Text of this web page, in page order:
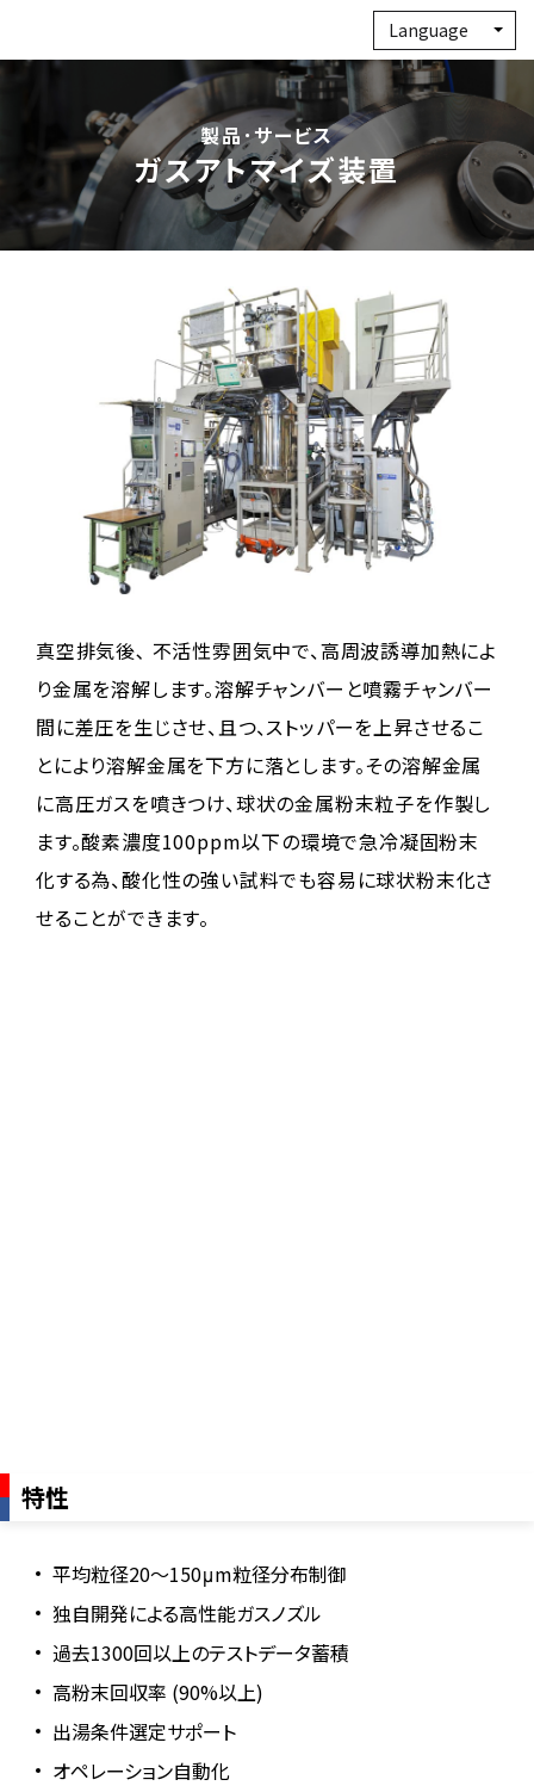
Language
製品･サービス
ガスアトマイズ装置
真空排気後､ 不活性雰囲気中で、高周波誘導加熱によ
り金属を溶解します。溶解チャンバーと噴霧チャンバー
間に差圧を生じさせ、且つ、ストッパーを上昇させるこ
とにより溶解金属を下方に落とします。その溶解金属
に高圧ガスを噴きつけ、球状の金属粉末粒子を作製し
ます。酸素濃度100ppm以下の環境で急冷凝固粉末
化する為、酸化性の強い試料でも容易に球状粉末化さ
せることができます。
特性
平均粒径20～150μm粒径分布制御
独自開発による高性能ガスノズル
過去1300回以上のテストデータ蓄積
高粉末回収率 (90%以上)
出湯条件選定サポート
オペレーション自動化